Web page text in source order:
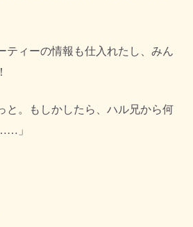
ィーの情報も仕入れたし、みん
と。もしかしたら、ハル兄から何
」